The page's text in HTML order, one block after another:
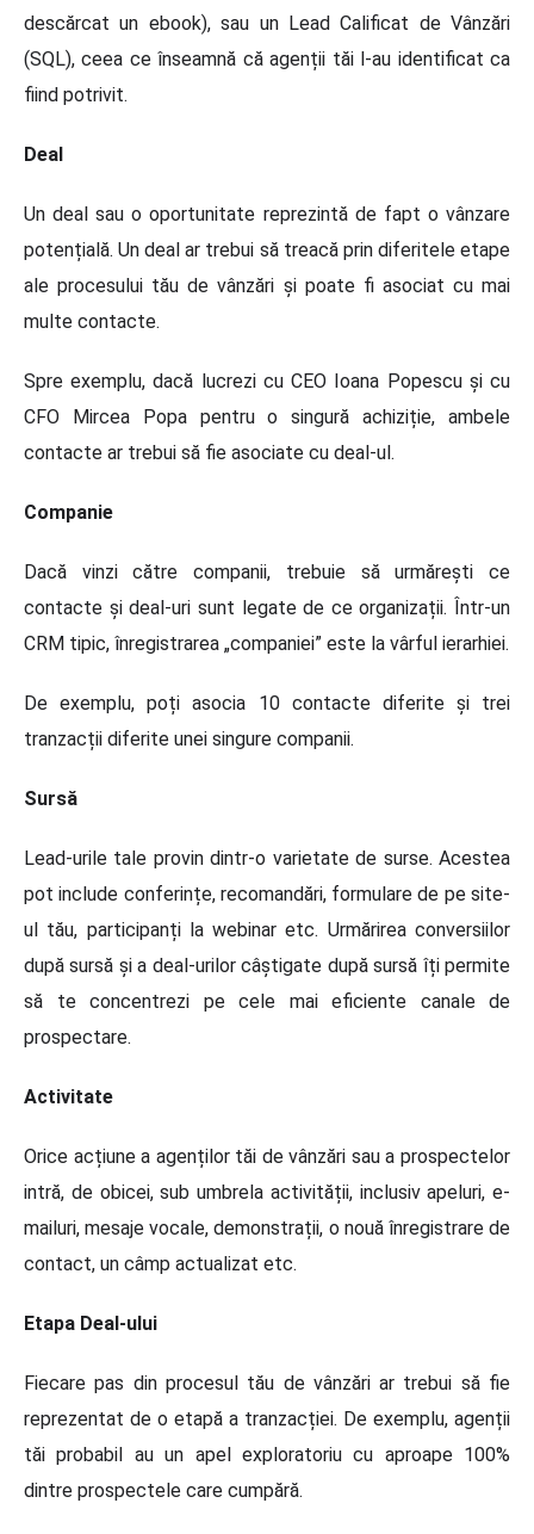
descărcat un ebook), sau un Lead Calificat de Vânzări
(SQL), ceea ce înseamnă că agenții tăi l-au identificat ca
fiind potrivit.
Deal
Un deal sau o oportunitate reprezintă de fapt o vânzare
potențială. Un deal ar trebui să treacă prin diferitele etape
ale procesului tău de vânzări și poate fi asociat cu mai
multe contacte.
Spre exemplu, dacă lucrezi cu CEO Ioana Popescu și cu
CFO Mircea Popa pentru o singură achiziție, ambele
contacte ar trebui să fie asociate cu deal-ul.
Companie
Dacă vinzi către companii, trebuie să urmărești ce
contacte și deal-uri sunt legate de ce organizații. Într-un
CRM tipic, înregistrarea „companiei” este la vârful ierarhiei.
De exemplu, poți asocia 10 contacte diferite și trei
tranzacții diferite unei singure companii.
Sursă
Lead-urile tale provin dintr-o varietate de surse. Acestea
pot include conferințe, recomandări, formulare de pe site-
ul tău, participanți la webinar etc. Urmărirea conversiilor
după sursă și a deal-urilor câștigate după sursă îți permite
să te concentrezi pe cele mai eficiente canale de
prospectare.
Activitate
Orice acțiune a agenților tăi de vânzări sau a prospectelor
intră, de obicei, sub umbrela activității, inclusiv apeluri, e-
mailuri, mesaje vocale, demonstrații, o nouă înregistrare de
contact, un câmp actualizat etc.
Etapa Deal-ului
Fiecare pas din procesul tău de vânzări ar trebui să fie
reprezentat de o etapă a tranzacției. De exemplu, agenții
tăi probabil au un apel exploratoriu cu aproape 100%
dintre prospectele care cumpără.